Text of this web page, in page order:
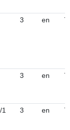
3 en 7
3 en 7
3 en 7